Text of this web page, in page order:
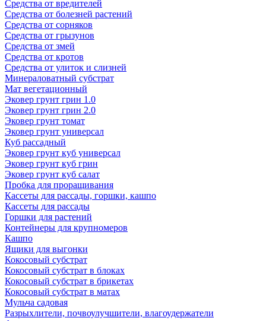
Средства от вредителей
Средства от болезней растений
Средства от сорняков
Средства от грызунов
Средства от змей
Средства от кротов
Средства от улиток и слизней
Минераловатный субстрат
Мат вегетационный
Эковер грунт грин 1.0
Эковер грунт грин 2.0
Эковер грунт томат
Эковер грунт универсал
Куб рассадный
Эковер грунт куб универсал
Эковер грунт куб грин
Эковер грунт куб салат
Пробка для проращивания
Кассеты для рассады, горшки, кашпо
Кассеты для рассады
Горшки для растений
Контейнеры для крупномеров
Кашпо
Ящики для выгонки
Кокосовый субстрат
Кокосовый субстрат в блоках
Кокосовый субстрат в брикетах
Кокосовый субстрат в матах
Мульча садовая
Разрыхлители, почвоулучшители, влагоудержатели